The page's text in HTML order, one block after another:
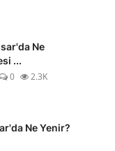
Ne
...
0 2.3K
Ne Yenir?